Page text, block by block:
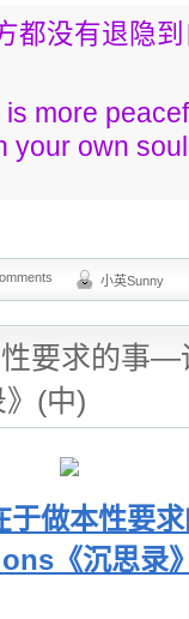
都没有退隐
is more
your own
小英Sunny
要求的事—
(中)
于做本性要
《沉思录